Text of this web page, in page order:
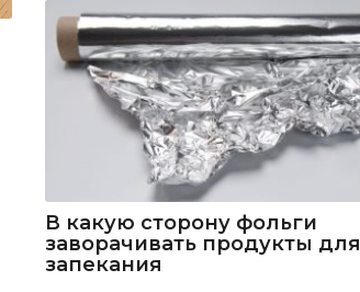
В какую сторону фольги
заворачивать продукты для
запекания